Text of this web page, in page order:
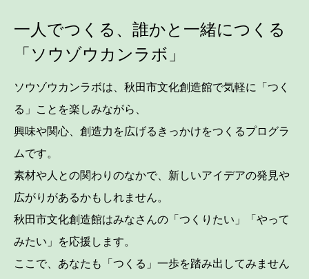
一人でつくる、誰かと一緒につくる
「ソウゾウカンラボ」
ソウゾウカンラボは、秋田市文化創造館で気軽に「つく
る」ことを楽しみながら、
興味や関心、創造力を広げるきっかけをつくるプログラ
ムです。
素材や人との関わりのなかで、新しいアイデアの発見や
広がりがあるかもしれません。
秋田市文化創造館はみなさんの「つくりたい」「やって
みたい」を応援します。
ここで、あなたも「つくる」一歩を踏み出してみません